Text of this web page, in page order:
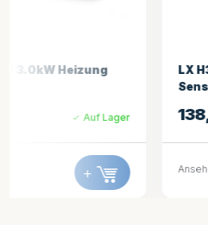
LX H30-R1 3,0 kW 1,5 Zoll ohne
138,95 €